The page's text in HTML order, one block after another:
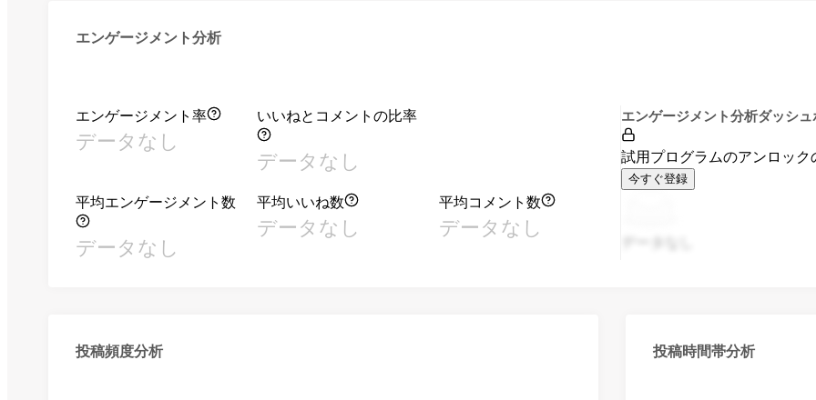
エンゲージメント分析
エンゲージメント率
データなし
いいねとコメントの比率
データなし
平均エンゲージメント数
データなし
平均いいね数
データなし
平均コメント数
データなし
エンゲージメント分析ダッシュ
試用プログラムのアンロック
今すぐ登録
投稿頻度分析 投稿時間帯分析